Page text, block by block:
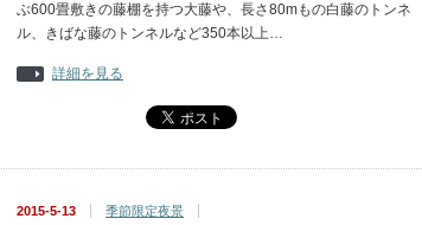
ぶ600畳敷きの藤棚を持つ大藤や、長さ80mもの白藤のトンネ
ル、きばな藤のトンネルなど350本以上…
詳細を見る
2015-5-13
季節限定夜景